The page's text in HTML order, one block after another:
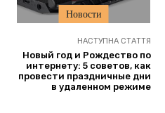
Новости
НАСТУПНА СТАТТЯ
Новый год и Рождество по
интернету: 5 советов, как
провести праздничные дни
в удаленном режиме